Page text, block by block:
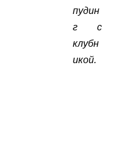
пудин
г с
клубн
икой.